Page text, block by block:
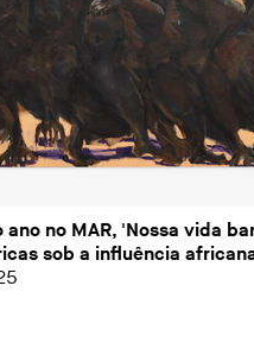
ano no MAR, 'Nossa vida
sob a influência